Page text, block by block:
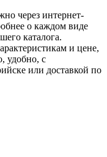
через интернет-
о каждом виде
каталога.
и цене,
удобно, с
или доставкой по